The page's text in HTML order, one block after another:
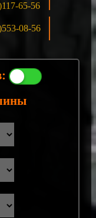
65-56
08-56